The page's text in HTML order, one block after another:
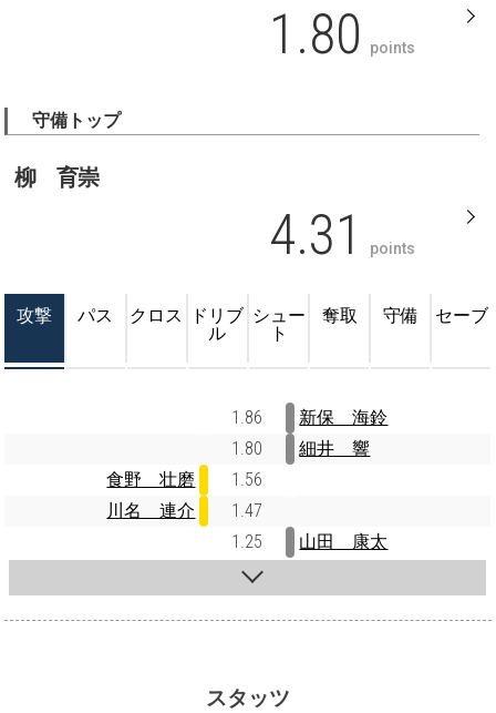
1.80 points
守備トップ
柳 育崇
4.31 points
攻撃 パス クロス
ドリブ
ル
シュー
ト
奪取 守備 セーブ
1.86
新保 海鈴
1.80
細井 響
食野 壮磨
1.56
川名 連介
1.47
1.25
山田 康太
スタッツ